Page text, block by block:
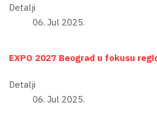
Detalji
06. Jul 2025.
EXPO 2027 Beograd u fokusu
Detalji
06. Jul 2025.